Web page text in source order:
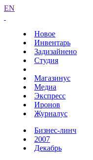
EN
Новое
Инвентарь
Задизайнено
Студия
Магазинус
Медиа
Экспресс
Иронов
Журналус
Бизнес-линч
2007
Декабрь